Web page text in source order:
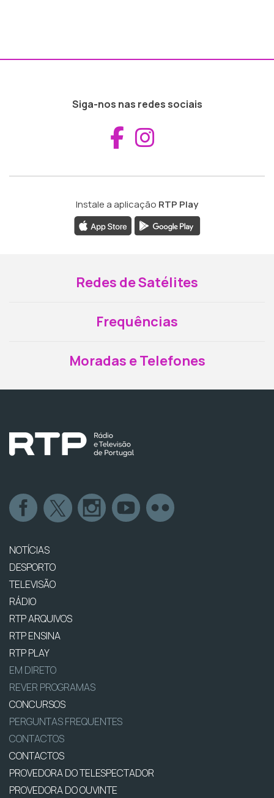
Siga-nos nas redes sociais
Aceder ao
Instale a aplicação RTP Play
Redes de Satélites
Frequências
Moradas e Telefones
NOTÍCIAS
DESPORTO
TELEVISÃO
RÁDIO
RTP ARQUIVOS
RTP ENSINA
RTP PLAY
EM DIRETO
REVER PROGRAMAS
CONCURSOS
PERGUNTAS FREQUENTES
CONTACTOS
CONTACTOS
PROVEDORA DO TELESPECTADOR
PROVEDORA DO OUVINTE